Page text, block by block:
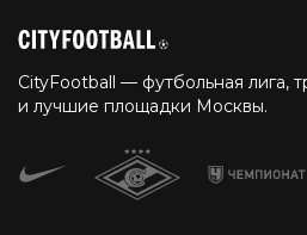
CityFootball — футбольная лига,
и лучшие площадки Москвы.